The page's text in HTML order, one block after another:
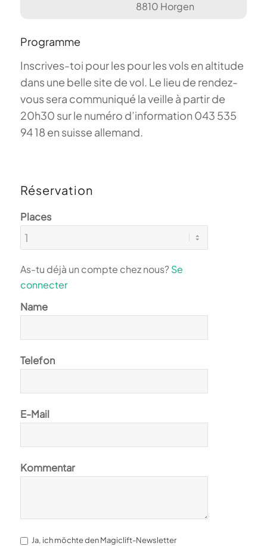
8810 Horgen
Programme
Inscrives-toi pour les pour les vols en altitude
dans une belle site de vol. Le lieu de rendez-
vous sera communiqué la veille à partir de
20h30 sur le numéro d’information 043 535
94 18 en suisse allemand.
Réservation
Places
As-tu déjà un compte chez nous?Se
connecter
Name
Telefon
E-Mail
Kommentar
Ja, ich möchte den Magiclift-Newsletter